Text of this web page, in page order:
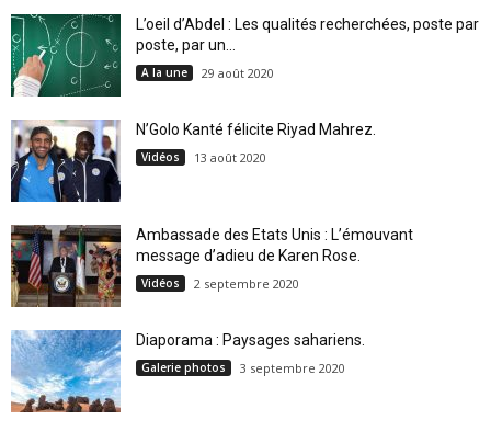
L’oeil d’Abdel : Les qualités recherchées, poste par
poste, par un...
A la une 29 août 2020
N’Golo Kanté félicite Riyad Mahrez.
Vidéos 13 août 2020
Ambassade des Etats Unis : L’émouvant
message d’adieu de Karen Rose.
Vidéos 2 septembre 2020
Diaporama : Paysages sahariens.
Galerie photos 3 septembre 2020